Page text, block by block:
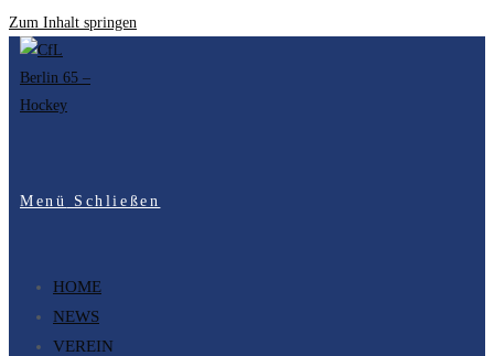
Zum Inhalt springen
Menü Schließen
HOME
NEWS
VEREIN